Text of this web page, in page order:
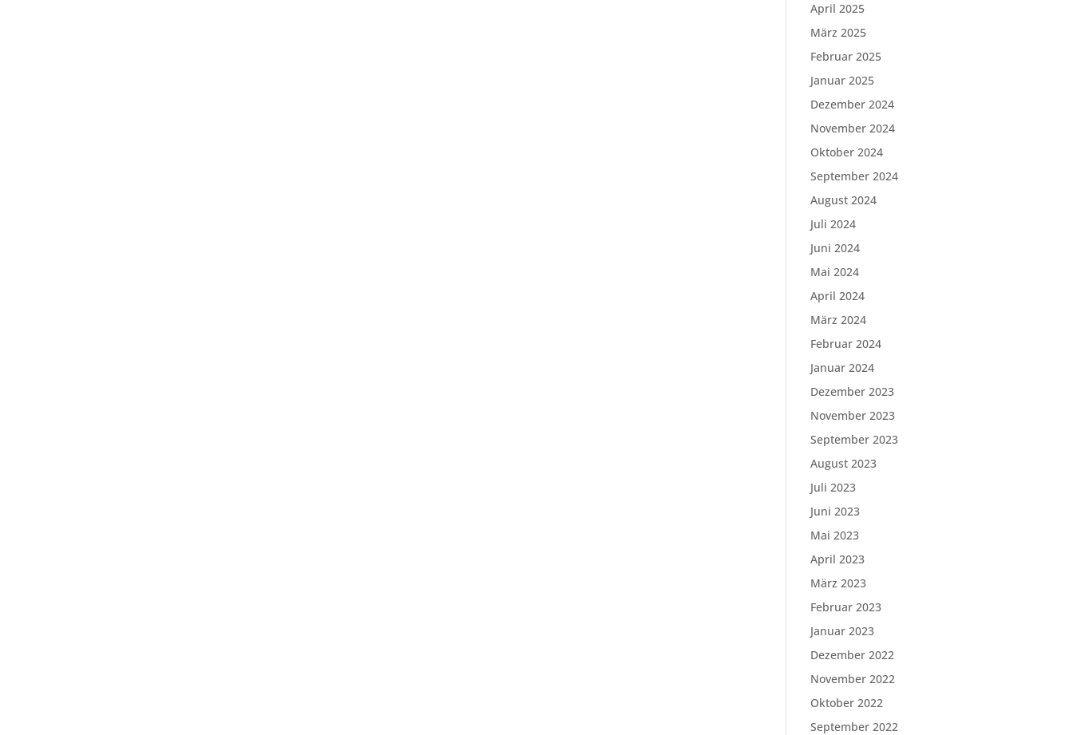
April 2025
März 2025
Februar 2025
Januar 2025
Dezember 2024
November 2024
Oktober 2024
September 2024
August 2024
Juli 2024
Juni 2024
Mai 2024
April 2024
März 2024
Februar 2024
Januar 2024
Dezember 2023
November 2023
September 2023
August 2023
Juli 2023
Juni 2023
Mai 2023
April 2023
März 2023
Februar 2023
Januar 2023
Dezember 2022
November 2022
Oktober 2022
September 2022